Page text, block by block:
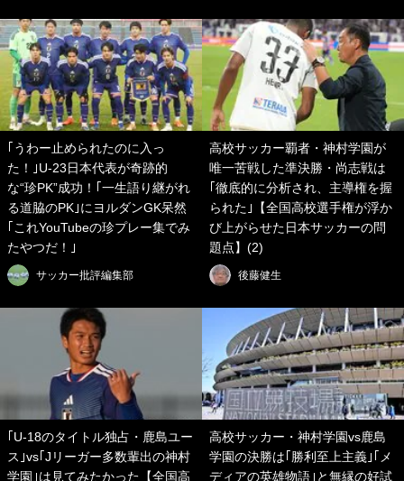
｢うわー止められたのに入っ
た！｣U-23日本代表が奇跡的
な“珍PK”成功！｢一生語り継がれ
る道脇のPK｣にヨルダンGK呆然
｢これYouTubeの珍プレー集でみ
たやつだ！｣
サッカー批評編集部
高校サッカー覇者・神村学園が
唯一苦戦した準決勝・尚志戦は
｢徹底的に分析され、主導権を握
られた｣【全国高校選手権が浮か
び上がらせた日本サッカーの問
題点】(2)
後藤健生
｢U-18のタイトル独占・鹿島ユー
ス｣vs｢Jリーガー多数輩出の神村
学園｣は見てみたかった【全国高
高校サッカー・神村学園vs鹿島
学園の決勝は｢勝利至上主義｣｢メ
ディアの英雄物語｣と無縁の好試